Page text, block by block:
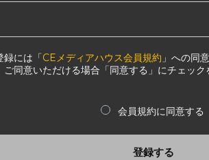
録には「CEメディアハウス会員規約 」への同
ご同意いただける場合「同意する」にチェッ
会員規約に同意する
登録する